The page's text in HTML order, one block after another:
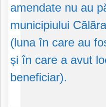
amendate nu au
municipiului
(luna în care au
și în care a avut
beneficiar).